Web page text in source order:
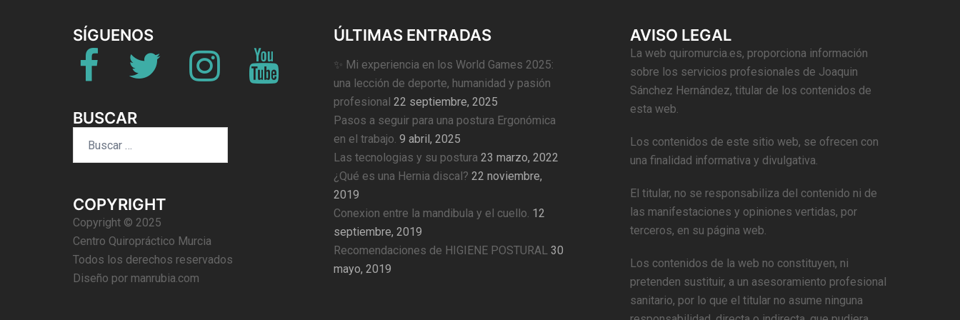
SÍGUENOS
Twitter Instagram
BUSCAR
COPYRIGHT
Copyright © 2025
Centro Quiropráctico Murcia
Todos los derechos reservados
Diseño por manrubia.com
ÚLTIMAS ENTRADAS
✨ Mi experiencia en los World Games 2025:
una lección de deporte, humanidad y pasión
profesional 22 septiembre, 2025
Pasos a seguir para una postura Ergonómica
en el trabajo. 9 abril, 2025
Las tecnologias y su postura 23 marzo, 2022
¿Qué es una Hernia discal? 22 noviembre,
2019
Conexion entre la mandibula y el cuello. 12
septiembre, 2019
Recomendaciones de HIGIENE POSTURAL 30
mayo, 2019
AVISO LEGAL
La web quiromurcia.es, proporciona información
sobre los servicios profesionales de Joaquin
Sánchez Hernández, titular de los contenidos de
esta web.
Los contenidos de este sitio web, se ofrecen con
una finalidad informativa y divulgativa.
El titular, no se responsabiliza del contenido ni de
las manifestaciones y opiniones vertidas, por
terceros, en su página web.
Los contenidos de la web no constituyen, ni
pretenden sustituir, a un asesoramiento profesional
sanitario, por lo que el titular no asume ninguna